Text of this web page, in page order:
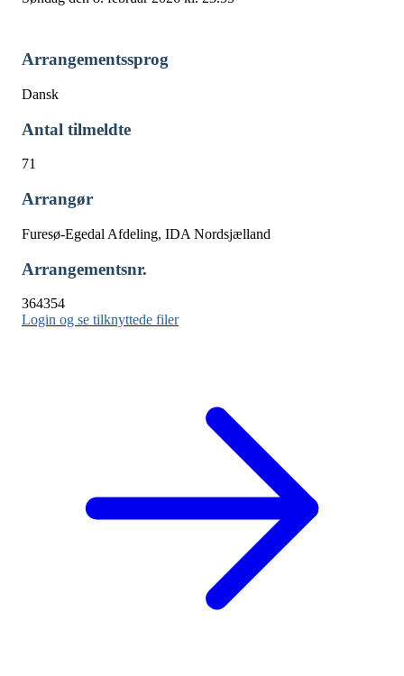
Arrangementssprog
Dansk
Antal tilmeldte
71
Arrangør
Furesø-Egedal Afdeling, IDA Nordsjælland
Arrangementsnr.
364354
Login og se tilknyttede filer